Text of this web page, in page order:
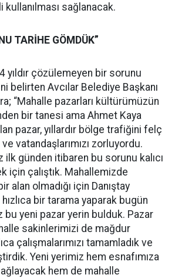
kullanılması sağlanacak.
TARİHE GÖMDÜK”
yıldır çözülemeyen bir sorunu
belirten Avcılar Belediye Başkanı
“Mahalle pazarları kültürümüzün
bir tanesi ama Ahmet Kaya
pazar, yıllardır bölge trafiğini felç
ve vatandaşlarımızı zorluyordu.
günden itibaren bu sorunu kalıcı
için çalıştık. Mahallemizde
alan olmadığı için Danıştay
hızlıca bir tarama yaparak bugün
bu yeni pazar yerin bulduk. Pazar
sakinlerimizi de mağdur
çalışmalarımızı tamamladık ve
Yeni yerimiz hem esnafımıza
hem de mahalle